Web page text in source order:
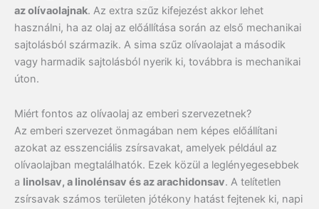
az olívaolajnak. Az extra szűz kifejezést akkor lehet
használni, ha az olaj az előállítása során az első mechanikai
sajtolásból származik. A sima szűz olívaolajat a második
vagy harmadik sajtolásból nyerik ki, továbbra is mechanikai
úton.
Miért fontos az olívaolaj az emberi szervezetnek?
Az emberi szervezet önmagában nem képes előállítani
azokat az esszenciális zsírsavakat, amelyek például az
olívaolajban megtalálhatók. Ezek közül a leglényegesebbek
a linolsav, a linolénsav és az arachidonsav. A telítetlen
zsírsavak számos területen jótékony hatást fejtenek ki, napi